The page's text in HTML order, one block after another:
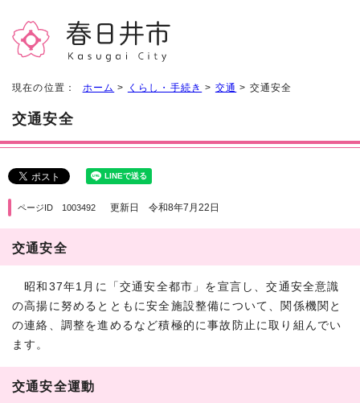
現在の位置： ホーム > くらし・手続き > 交通 > 交通安全
交通安全
ページID 1003492 更新日 令和8年7月22日
交通安全
昭和37年1月に「交通安全都市」を宣言し、交通安全意識
の高揚に努めるとともに安全施設整備について、関係機関と
の連絡、調整を進めるなど積極的に事故防止に取り組んでい
ます。
交通安全運動